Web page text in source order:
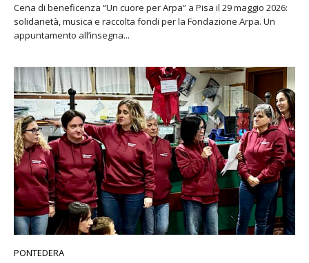
Cena di beneficenza “Un cuore per Arpa” a Pisa il 29 maggio 2026:
solidarietà, musica e raccolta fondi per la Fondazione Arpa. Un
appuntamento all’insegna...
PONTEDERA